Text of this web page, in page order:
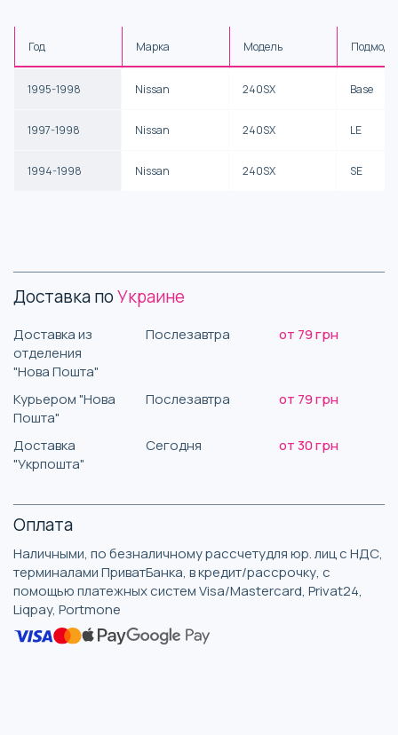
Год Марка Модель
1995-1998 Nissan 240SX Base
1997-1998 Nissan 240SX LE
1994-1998 Nissan 240SX SE
Доставка поУкраине
Доставка из
отделения
"Нова Пошта"
Послезавтра от 79 грн
Курьером "Нова
Пошта"
Послезавтра от 79 грн
Доставка
"Укрпошта"
Сегодня от 30 грн
Оплата
Наличными, по безналичному рассчетудля юр. лиц с НДС,
терминалами ПриватБанка, в кредит/рассрочку, с
помощью платежных систем Visa/Mastercard, Privat24,
Liqpay, Portmone